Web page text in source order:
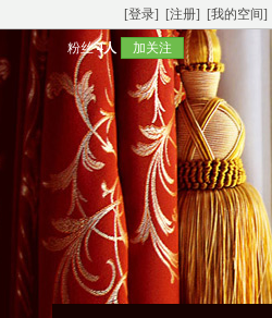
[登录] [注册] [我的空间]
粉丝4人 加关注